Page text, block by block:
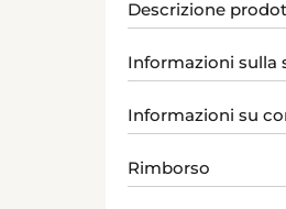
Descrizione
Informazioni sulla
Informazioni su
Rimborso